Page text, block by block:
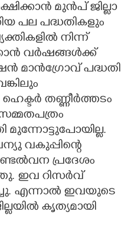
മുൻപ് ജില്ലാ
പല പദ്ധതികളും
നിന്ന്
വർഷങ്ങൾക്ക്
മാൻഗ്രോവ് പദ്ധതി
തണ്ണീർത്തടം
മുന്നോട്ടുപോയില്ല.
വകുപ്പിന്റെ
പ്രദേശം
ഇവ റിസർവ്
എന്നാൽ ഇവയുടെ
കൃത്യമായി